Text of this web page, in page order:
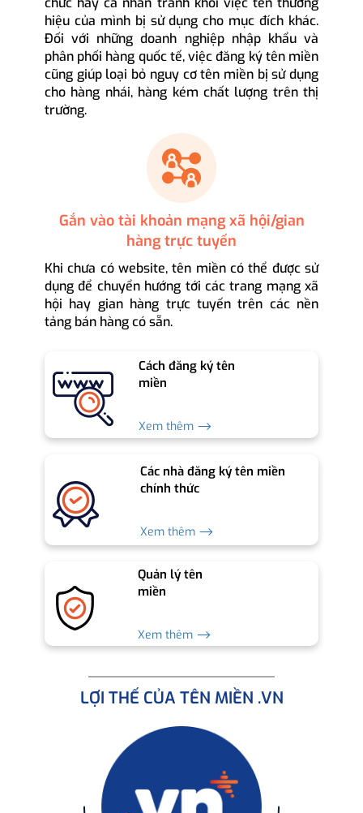
hiệu của mình bị sử dụng cho mục đích khác.
Đối với những doanh nghiệp nhập khẩu và
phân phối hàng quốc tế, việc đăng ký tên miền
cũng giúp loại bỏ nguy cơ tên miền bị sử dụng
cho hàng nhái, hàng kém chất lượng trên thị
trường.
Gắn vào tài khoản mạng xã hội/gian
hàng trực tuyến
Khi chưa có website, tên miền có thể được sử
dụng để chuyển hướng tới các trang mạng xã
hội hay gian hàng trực tuyến trên các nền
tảng bán hàng có sẵn.
Cách đăng ký tên
miền
Xem thêm ⟶
Các nhà đăng ký tên miền
chính thức
Xem thêm ⟶
Quản lý tên
miền
Xem thêm ⟶
LỢI THẾ CỦA TÊN MIỀN .VN